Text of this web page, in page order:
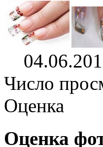
Число
Оценка
Оценка